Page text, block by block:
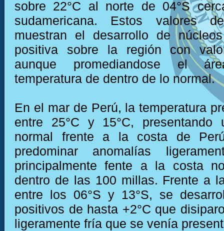
sobre 22°C al norte de 04°S
sudamericana. Estos valores
muestran el desarrollo de
positiva sobre la región con
aunque promediandose el
temperatura de dentro de lo normal.
En el mar de Perú, la temperatura
entre 25°C y 15°C, presentando
normal frente a la costa de
predominar anomalías
principalmente fente a la costa
dentro de las 100 millas. Frente a
entre los 06°S y 13°S, se
positivos de hasta +2°C que
ligeramente fría que se venía